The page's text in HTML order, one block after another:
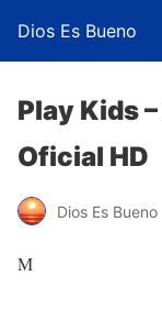
Dios Es Bueno
Play Kids
Oficial HD
Dios Es Bueno
M